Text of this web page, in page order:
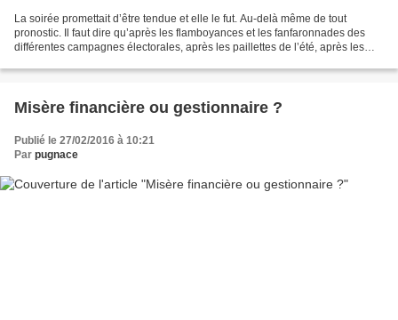
La soirée promettait d’être tendue et elle le fut. Au-delà même de tout
pronostic. Il faut dire qu’après les flamboyances et les fanfaronnades des
différentes campagnes électorales, après les paillettes de l’été, après les
Misère financière ou gestionnaire ?
Publié le 27/02/2016 à 10:21
Par pugnace